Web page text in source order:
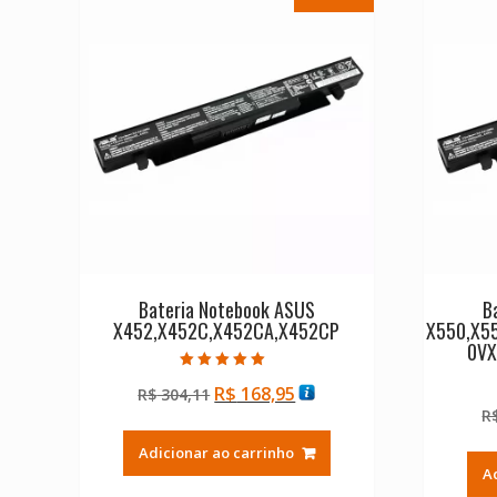
Bateria Notebook ASUS
X452,X452C,X452CA,X452CP
5.00
de 5
R$304,11 O
original
era:
R$ 168,95O
atual
é:
Adicionar ao carrinho